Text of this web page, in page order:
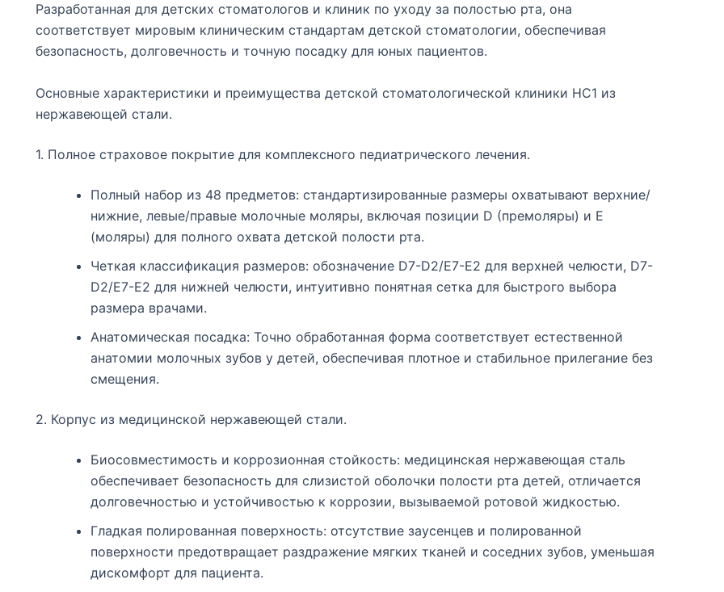
Разработанная для детских стоматологов и клиник по уходу за полостью рта, она
соответствует мировым клиническим стандартам детской стоматологии, обеспечивая
безопасность, долговечность и точную посадку для юных пациентов.
Основные характеристики и преимущества детской стоматологической клиники HC1 из
нержавеющей стали.
1. Полное страховое покрытие для комплексного педиатрического лечения.
Полный набор из 48 предметов: стандартизированные размеры охватывают верхние/
нижние, левые/правые молочные моляры, включая позиции D (премоляры) и E
(моляры) для полного охвата детской полости рта.
Четкая классификация размеров: обозначение D7-D2/E7-E2 для верхней челюсти, D7-
D2/E7-E2 для нижней челюсти, интуитивно понятная сетка для быстрого выбора
размера врачами.
Анатомическая посадка: Точно обработанная форма соответствует естественной
анатомии молочных зубов у детей, обеспечивая плотное и стабильное прилегание без
смещения.
2. Корпус из медицинской нержавеющей стали.
Биосовместимость и коррозионная стойкость: медицинская нержавеющая сталь
обеспечивает безопасность для слизистой оболочки полости рта детей, отличается
долговечностью и устойчивостью к коррозии, вызываемой ротовой жидкостью.
Гладкая полированная поверхность: отсутствие заусенцев и полированной
поверхности предотвращает раздражение мягких тканей и соседних зубов, уменьшая
дискомфорт для пациента.